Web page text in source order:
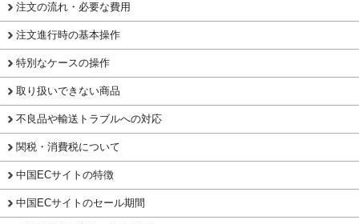
注文の流れ・必要な費用
注文進行時の基本操作
特別なケースの操作
取り扱いできない商品
不良品や輸送トラブルへの対応
関税・消費税について
中国ECサイトの特徴
中国ECサイトのセール期間